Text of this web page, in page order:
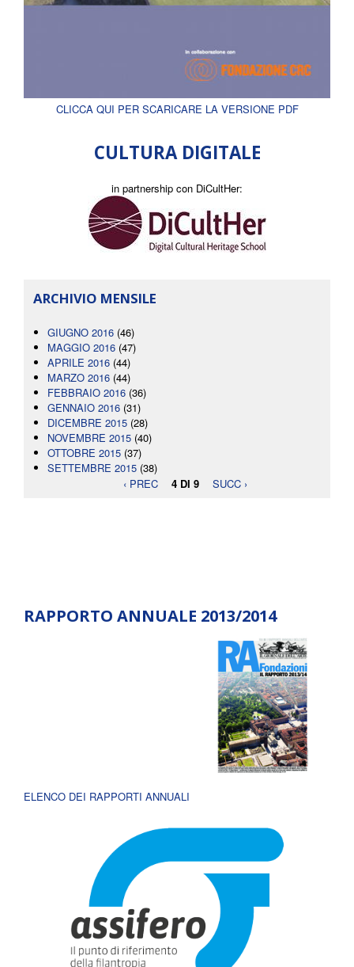
CLICCA QUI PER SCARICARE LA VERSIONE PDF
CULTURA DIGITALE
in partnership con DiCultHer:
ARCHIVIO MENSILE
GIUGNO 2016 (46)
MAGGIO 2016 (47)
APRILE 2016 (44)
MARZO 2016 (44)
FEBBRAIO 2016 (36)
GENNAIO 2016 (31)
DICEMBRE 2015 (28)
NOVEMBRE 2015 (40)
OTTOBRE 2015 (37)
SETTEMBRE 2015 (38)
‹ PREC
4 DI 9 SUCC ›
RAPPORTO ANNUALE 2013/2014
ELENCO DEI RAPPORTI ANNUALI